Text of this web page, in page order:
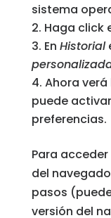
sistema
Haga click
En Historial
Ahora
puede
preferencias.
Para
del
pasos
versión del